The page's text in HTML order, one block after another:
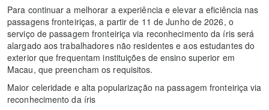
Para continuar a melhorar a experiência e elevar a eficiência nas
passagens fronteiriças, a partir de 11 de Junho de 2026, o
serviço de passagem fronteiriça via reconhecimento da íris será
alargado aos trabalhadores não residentes e aos estudantes do
exterior que frequentam instituições de ensino superior em
Macau, que preencham os requisitos.
Maior celeridade e alta popularização na passagem fronteiriça via
reconhecimento da íris